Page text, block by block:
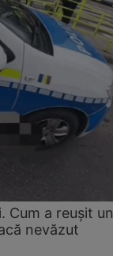
Cum a reușit un
nevăzut